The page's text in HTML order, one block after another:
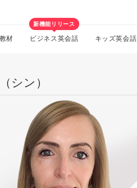
材
新機能リリース
ビジネス英会話 キッズ英会話
シン）